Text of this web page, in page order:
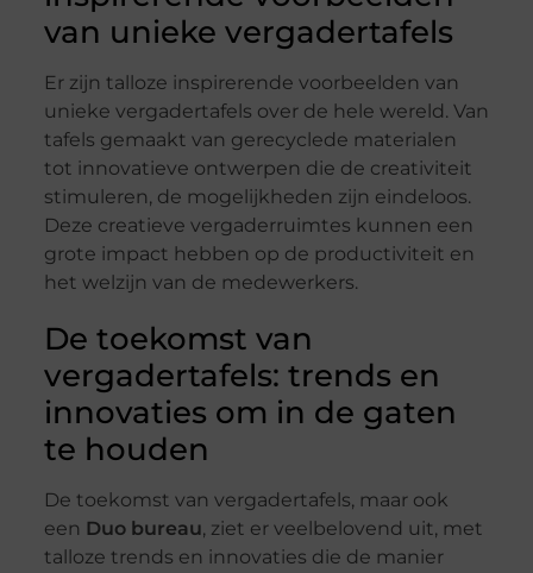
van unieke vergadertafels
Er zijn talloze inspirerende voorbeelden van
unieke vergadertafels over de hele wereld. Van
tafels gemaakt van gerecyclede materialen
tot innovatieve ontwerpen die de creativiteit
stimuleren, de mogelijkheden zijn eindeloos.
Deze creatieve vergaderruimtes kunnen een
grote impact hebben op de productiviteit en
het welzijn van de medewerkers.
De toekomst van
vergadertafels: trends en
innovaties om in de gaten
te houden
De toekomst van vergadertafels, maar ook
een Duo bureau, ziet er veelbelovend uit, met
talloze trends en innovaties die de manier